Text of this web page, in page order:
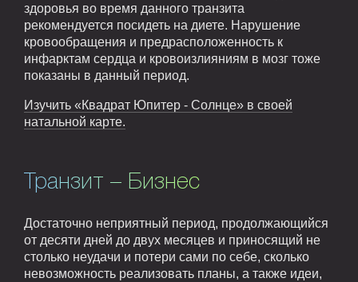
здоровья во время данного транзита
рекомендуется посидеть на диете. Нарушение
кровообращения и предрасположенность к
инфарктам сердца и кровоизлияниям в мозг тоже
показаны в данный период.
Изучить «Квадрат Юпитер - Солнце» в своей
натальной карте.
Транзит – Бизнес
Достаточно неприятный период, продолжающийся
от десяти дней до двух месяцев и приносящий не
столько неудачи и потери сами по себе, сколько
невозможность реализовать планы, а также идеи,